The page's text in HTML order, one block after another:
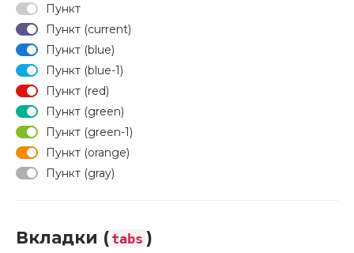
Пункт
Пункт (current)
Пункт (blue)
Пункт (blue-1)
Пункт (red)
Пункт (green)
Пункт (green-1)
Пункт (orange)
Пункт (gray)
Вкладки ( tabs )